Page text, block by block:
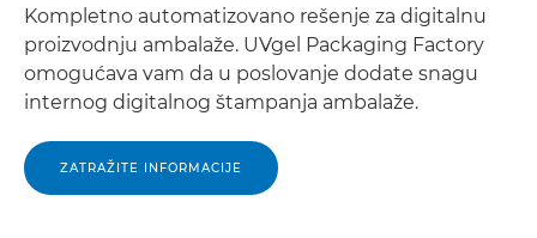
Kompletno automatizovano rešenje za digitalnu
proizvodnju ambalaže. UVgel Packaging Factory
omogućava vam da u poslovanje dodate snagu
internog digitalnog štampanja ambalaže.
ZATRAŽITE INFORMACIJE